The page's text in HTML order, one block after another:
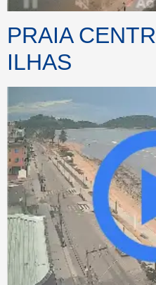
PRAIA
ILHAS